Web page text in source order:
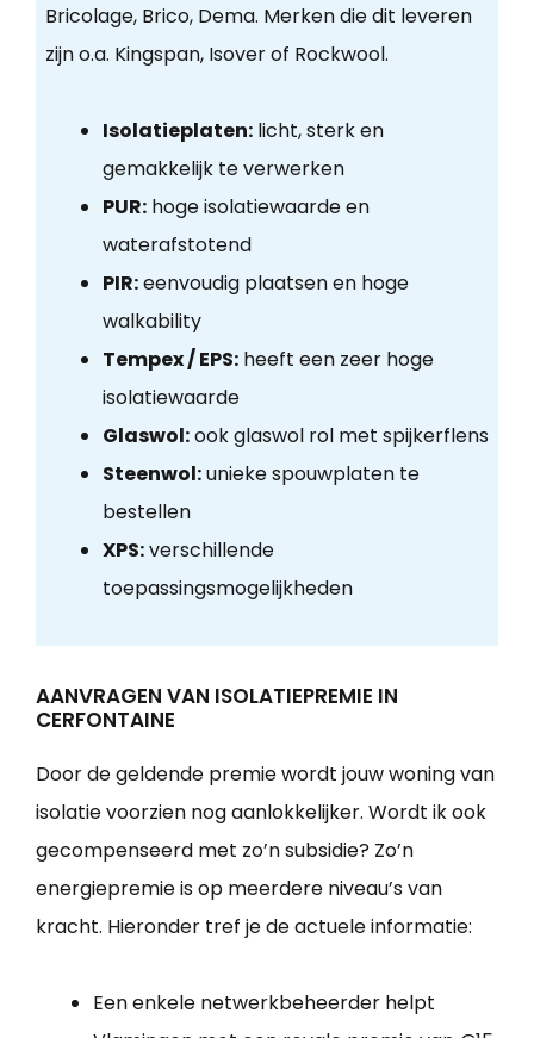
Bricolage, Brico, Dema. Merken die dit leveren
zijn o.a. Kingspan, Isover of Rockwool.
Isolatieplaten:licht, sterk en
gemakkelijk te verwerken
PUR:hoge isolatiewaarde en
waterafstotend
PIR:eenvoudig plaatsen en hoge
walkability
Tempex / EPS:heeft een zeer hoge
isolatiewaarde
Glaswol:ook glaswol rol met spijkerflens
Steenwol:unieke spouwplaten te
bestellen
XPS:verschillende
toepassingsmogelijkheden
AANVRAGEN VAN ISOLATIEPREMIE IN
CERFONTAINE
Door de geldende premie wordt jouw woning van
isolatie voorzien nog aanlokkelijker. Wordt ik ook
gecompenseerd met zo’n subsidie? Zo’n
energiepremie is op meerdere niveau’s van
kracht. Hieronder tref je de actuele informatie:
Een enkele netwerkbeheerder helpt